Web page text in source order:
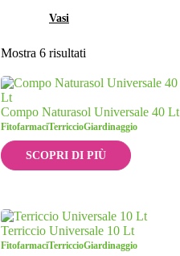
Mostra 6 risultati
Compo Naturasol Universale 40 Lt
FitofarmaciTerriccioGiardinaggio
SCOPRI DI PIÙ
Terriccio Universale 10 Lt
FitofarmaciTerriccioGiardinaggio
Vasi